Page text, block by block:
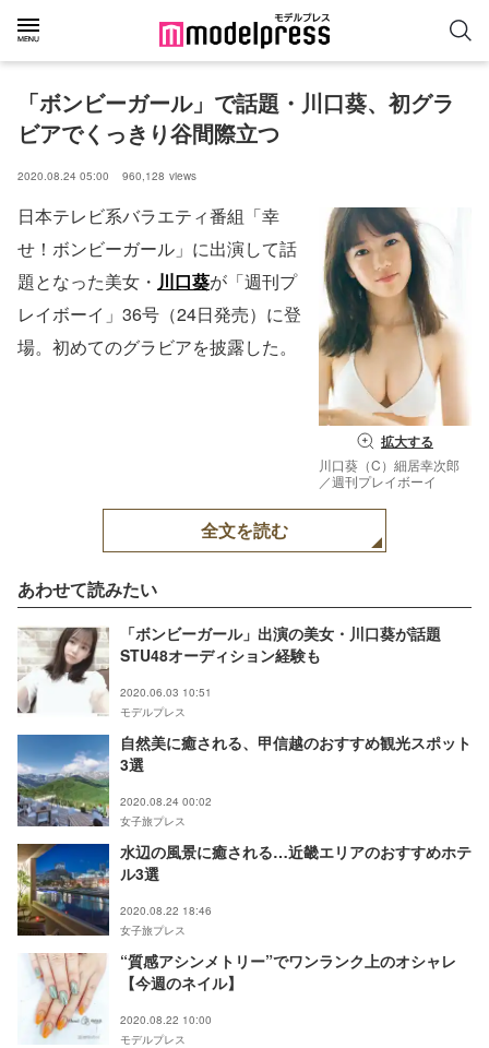
「ボンビーガール」で話題・川口葵、初グラ
ビアでくっきり谷間際立つ
2020.08.24 05:00 960,128 views
拡大する
川口葵（C）細居幸次郎
／週刊プレイボーイ
日本テレビ系バラエティ番組「幸
せ！ボンビーガール」に出演して話
題となった美女・ 川口葵が「週刊プ
レイボーイ」36号（24日発売）に登
場。初めてのグラビアを披露した。
全文を読む
あわせて読みたい
「ボンビーガール」出演の美女・川口葵が話題
STU48オーディション経験も
2020.06.03 10:51
モデルプレス
自然美に癒される、甲信越のおすすめ観光スポット
3選
2020.08.24 00:02
女子旅プレス
水辺の風景に癒される…近畿エリアのおすすめホテ
ル3選
2020.08.22 18:46
女子旅プレス
“質感アシンメトリー”でワンランク上のオシャレ
【今週のネイル】
2020.08.22 10:00
モデルプレス